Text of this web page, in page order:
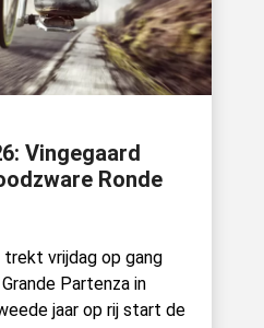
Vingegaard
Ronde
trekt vrijdag op gang
Partenza in
jaar op rij start de